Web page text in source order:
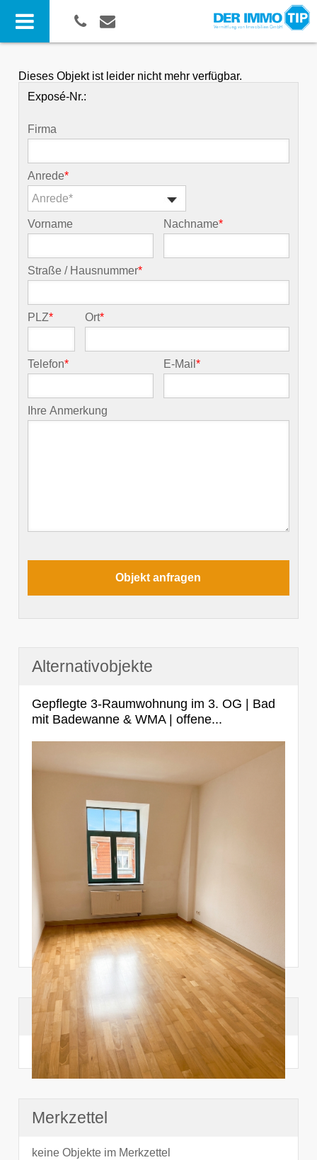
Dieses Objekt ist leider nicht mehr verfügbar.
Exposé-Nr.:
Firma
Anrede*
Anrede*
Vorname Nachname*
Straße / Hausnummer*
PLZ* Ort*
Telefon* E-Mail*
Ihre Anmerkung
Alternativobjekte
Gepflegte 3-Raumwohnung im 3. OG | Bad
mit Badewanne & WMA | offene...
Suchhistorie
noch nichts angesehen
Merkzettel
keine Objekte im Merkzettel